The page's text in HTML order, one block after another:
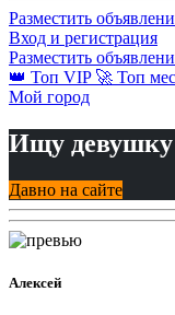
Разместить
Вход и регистрация
Разместить
👑 Топ VIP 🚀 Топ
Мой город
Ищу девушку
Давно на сайте
Алексей